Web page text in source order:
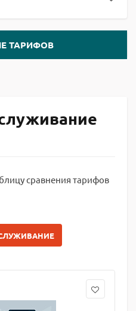
ТАРИФОВ
сравнения тарифов